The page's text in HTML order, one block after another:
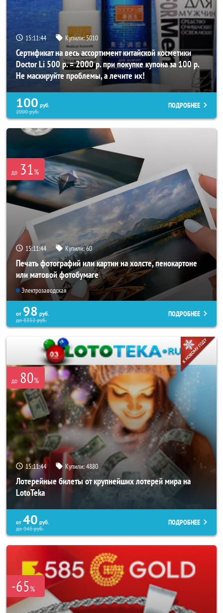
15:11:40 Купили:5010
Сертификат на весь ассортимент китайской косметики
Doctor Li 500 р. = 2000 р. при покупке купона за 100 р.
Не маскируйте проблемы, а лечите их!
100 руб.
2000руб.
ПОДРОБНЕЕ
до 31%
15:11:40 Купили:60
Печать фотографий или картин на холсте, пенокартоне
или матовой фотобумаге
Электрозаводская
от 98 руб.
до8352руб.
ПОДРОБНЕЕ
до 80%
15:11:40 Купили:4880
Лотерейные билеты от крупнейших лотерей мира на
LotoTeka
от 40 руб.
до945руб.
ПОДРОБНЕЕ
-65%